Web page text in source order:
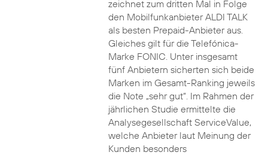
zeichnet zum dritten Mal in Folge
den Mobilfunkanbieter ALDI TALK
als besten Prepaid-Anbieter aus.
Gleiches gilt für die Telefónica-
Marke FONIC. Unter insgesamt
fünf Anbietern sicherten sich beide
Marken im Gesamt-Ranking jeweils
die Note „sehr gut“. Im Rahmen der
jährlichen Studie ermittelte die
Analysegesellschaft ServiceValue,
welche Anbieter laut Meinung der
Kunden besonders